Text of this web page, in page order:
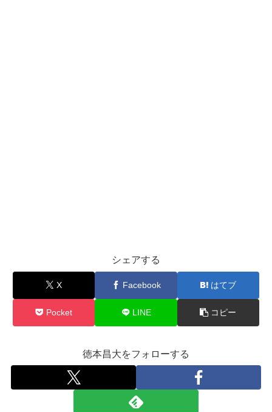
シェアする
X Facebook はてブ
Pocket LINE コピー
徳本昌大をフォローする